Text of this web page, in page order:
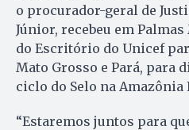
o procurador-geral de
Júnior, recebeu em
do Escritório do Unicef
Mato Grosso e Pará, para
ciclo do Selo na Amazônia
“Estaremos juntos para